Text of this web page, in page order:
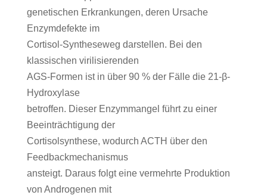
genetischen Erkrankungen, deren Ursache
Enzymdefekte im
Cortisol-Syntheseweg darstellen. Bei den
klassischen virilisierenden
AGS-Formen ist in über 90 % der Fälle die 21-β-
Hydroxylase
betroffen. Dieser Enzymmangel führt zu einer
Beeinträchtigung der
Cortisolsynthese, wodurch ACTH über den
Feedbackmechanismus
ansteigt. Daraus folgt eine vermehrte Produktion
von Androgenen mit